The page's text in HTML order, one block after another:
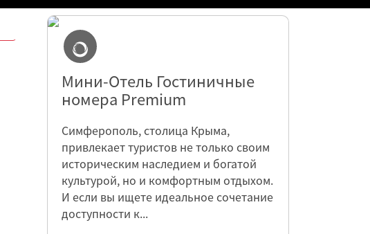
Мини-Отель Гостиничные
номера Premium
Симферополь, столица Крыма,
привлекает туристов не только своим
историческим наследием и богатой
культурой, но и комфортным отдыхом.
И если вы ищете идеальное сочетание
доступности к...